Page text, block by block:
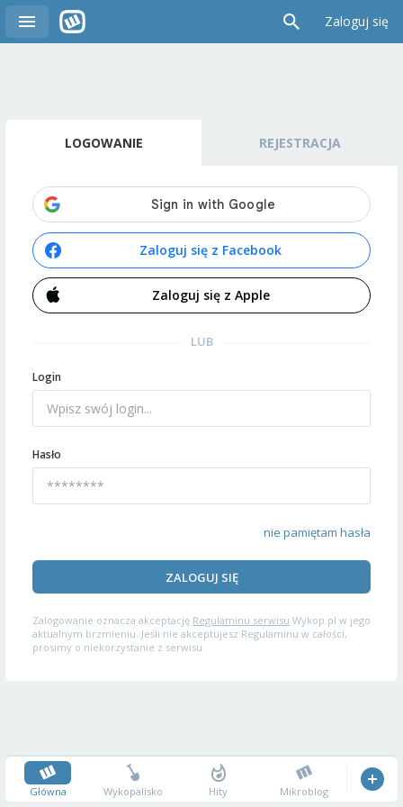
Zaloguj się
LOGOWANIE REJESTRACJA
Zaloguj się z Facebook
Zaloguj się z Apple
LUB
Login
Hasło
nie pamiętam hasła
ZALOGUJ SIĘ
Zalogowanie oznacza akceptację Regulaminu serwisu Wykop.pl w jego
aktualnym brzmieniu. Jeśli nie akceptujesz Regulaminu w całości,
prosimy o niekorzystanie z serwisu.
Główna Wykopalisko Hity Mikroblog